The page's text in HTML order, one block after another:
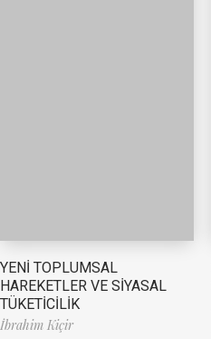
YENİ TOPLUMSAL
HAREKETLER VE SİYASAL
TÜKETİCİLİK
İbrahim Kiçir